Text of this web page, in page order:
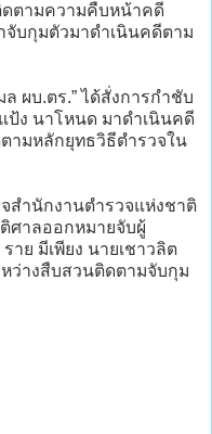
ดตามความคืบหน้าคดี
จับกุมตัวมาดำเนินคดีตาม
ผบ.ตร.” ได้สั่งการกำชับ
ป้ง นาโหนด มาดำเนินคดี
ามหลักยุทธวิธีตำรวจใน
สำนักงานตำรวจแห่งชาติ
ศาลออกหมายจับผู้
าย มีเพียง นายเชาวลิต
ว่างสืบสวนติดตามจับกุม